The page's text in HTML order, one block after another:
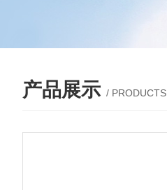
产品展示 / PRODUCTS